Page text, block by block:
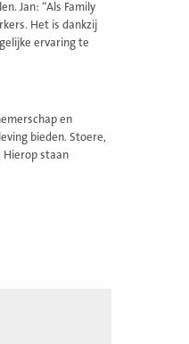
Jan: “Als Family
Het is dankzij
ervaring te
en
bieden. Stoere,
Hierop staan